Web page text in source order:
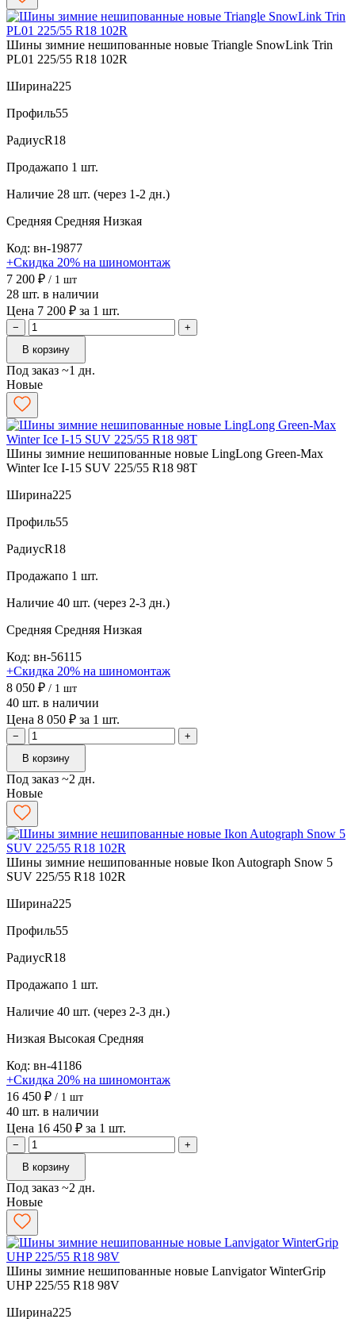
Шины зимние нешипованные новые Triangle SnowLink Trin
PL01 225/55 R18 102R
Ширина225
Профиль55
РадиусR18
Продажапо 1 шт.
Наличие 28 шт. (через 1-2 дн.)
Средняя Средняя Низкая
Код: вн-19877
+Скидка 20% на шиномонтаж
7 200 ₽ / 1 шт
28 шт. в наличии
Цена 7 200 ₽ за 1 шт.
−
+
В корзину
Под заказ ~1 дн.
Новые
Шины зимние нешипованные новые LingLong Green-Max
Winter Ice I-15 SUV 225/55 R18 98T
Ширина225
Профиль55
РадиусR18
Продажапо 1 шт.
Наличие 40 шт. (через 2-3 дн.)
Средняя Средняя Низкая
Код: вн-56115
+Скидка 20% на шиномонтаж
8 050 ₽ / 1 шт
40 шт. в наличии
Цена 8 050 ₽ за 1 шт.
−
+
В корзину
Под заказ ~2 дн.
Новые
Шины зимние нешипованные новые Ikon Autograph Snow 5
SUV 225/55 R18 102R
Ширина225
Профиль55
РадиусR18
Продажапо 1 шт.
Наличие 40 шт. (через 2-3 дн.)
Низкая Высокая Средняя
Код: вн-41186
+Скидка 20% на шиномонтаж
16 450 ₽ / 1 шт
40 шт. в наличии
Цена 16 450 ₽ за 1 шт.
−
+
В корзину
Под заказ ~2 дн.
Новые
Шины зимние нешипованные новые Lanvigator WinterGrip
UHP 225/55 R18 98V
Ширина225